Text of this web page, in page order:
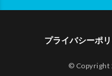
プライバシーポ
© Copyright